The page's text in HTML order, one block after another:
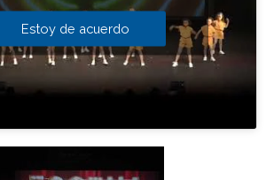
Estoy de acuerdo